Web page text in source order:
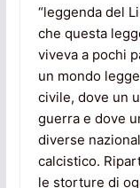
“leggenda del
che questa
viveva a pochi
un mondo
civile, dove un
guerra e dove
diverse
calcistico.
le storture di